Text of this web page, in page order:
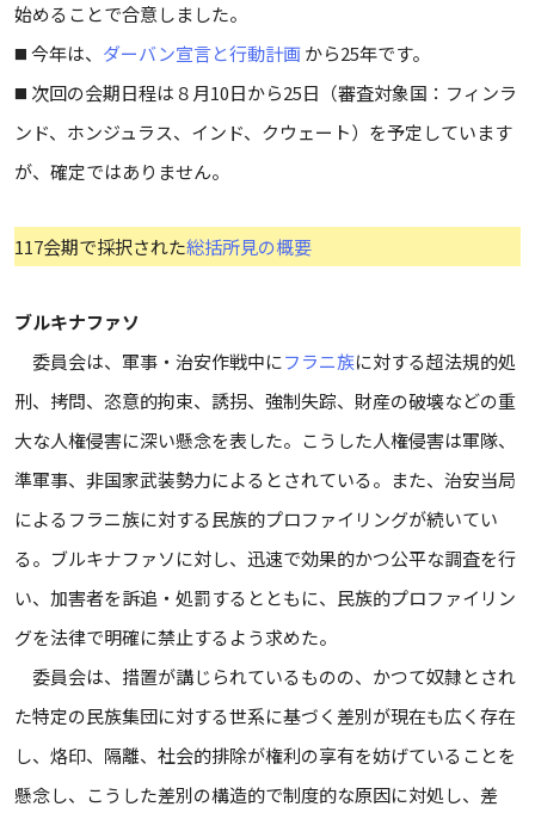
始めることで合意しました。
◼️ 今年は、 ダーバン宣言と行動計画から25年です。
◼️ 次回の会期日程は８月10日から25日（審査対象国：フィンラ
ンド、ホンジュラス、インド、クウェート）を予定しています
が、確定ではありません。
117会期で採択された総括所見の概要
ブルキナファソ
委員会は、軍事・治安作戦中にフラニ族に対する超法規的処
刑、拷問、恣意的拘束、誘拐、強制失踪、財産の破壊などの重
大な人権侵害に深い懸念を表した。こうした人権侵害は軍隊、
準軍事、非国家武装勢力によるとされている。また、治安当局
によるフラニ族に対する民族的プロファイリングが続いてい
る。ブルキナファソに対し、迅速で効果的かつ公平な調査を行
い、加害者を訴追・処罰するとともに、民族的プロファイリン
グを法律で明確に禁止するよう求めた。
委員会は、措置が講じられているものの、かつて奴隷とされ
た特定の民族集団に対する世系に基づく差別が現在も広く存在
し、烙印、隔離、社会的排除が権利の享有を妨げていることを
懸念し、こうした差別の構造的で制度的な原因に対処し、差